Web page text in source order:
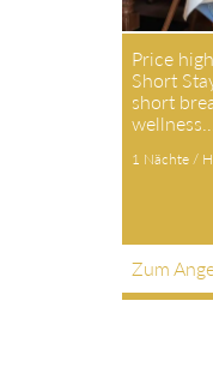
Price
Short
short
1 Nächte /
Zum